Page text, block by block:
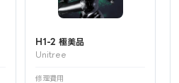
H1-2 極美品
Unitree
修理費用